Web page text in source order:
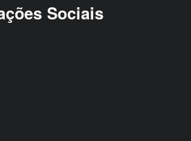
Sociais